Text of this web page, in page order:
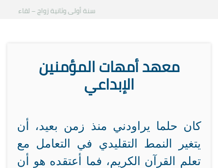
سنة أولى وثانية زواج – لقاء مع
معهد أمهات المؤمنين
الإبداعي
كان حلما يراودني منذ زمن بعيد، أن
يتغير النمط التقليدي في التعامل مع
تعلم القرآن الكريم، فما أعتقده هو أن